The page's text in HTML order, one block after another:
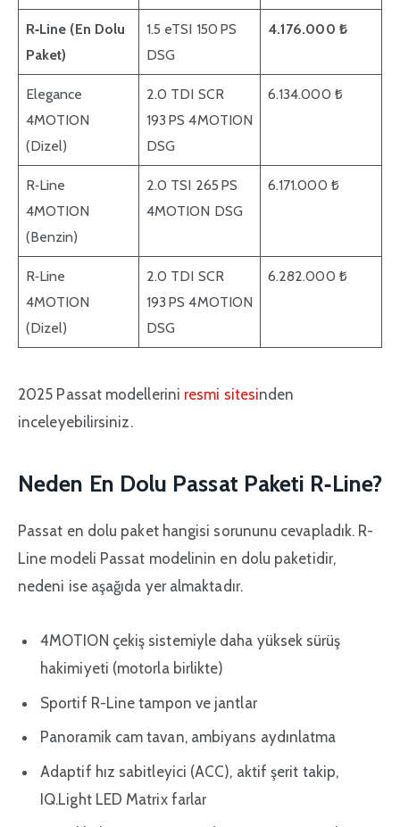
R‑Line (En Dolu
Paket)
1.5 eTSI 150 PS
DSG
4.176.000 ₺
Elegance
4MOTION
(Dizel)
2.0 TDI SCR
193 PS 4MOTION
DSG
6.134.000 ₺
R‑Line
4MOTION
(Benzin)
2.0 TSI 265 PS
4MOTION DSG
6.171.000 ₺
R‑Line
4MOTION
(Dizel)
2.0 TDI SCR
193 PS 4MOTION
DSG
6.282.000 ₺
2025 Passat modellerini resmi sitesinden
inceleyebilirsiniz.
Neden En Dolu Passat Paketi R‑Line?
Passat en dolu paket hangisi sorununu cevapladık. R-
Line modeli Passat modelinin en dolu paketidir,
nedeni ise aşağıda yer almaktadır.
4MOTION çekiş sistemiyle daha yüksek sürüş
hakimiyeti (motorla birlikte)
Sportif R-Line tampon ve jantlar
Panoramik cam tavan, ambiyans aydınlatma
Adaptif hız sabitleyici (ACC), aktif şerit takip,
IQ.Light LED Matrix farlar